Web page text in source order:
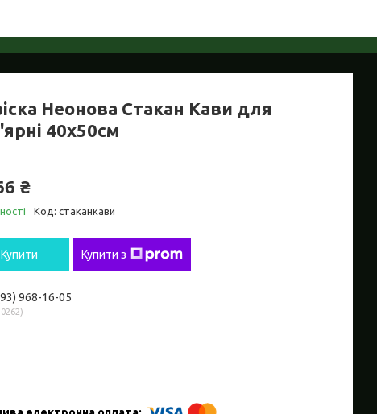
Неонова Стакан Кави для
40х50см
₴
Код: стаканкави
Купити Купити з
968-16-05